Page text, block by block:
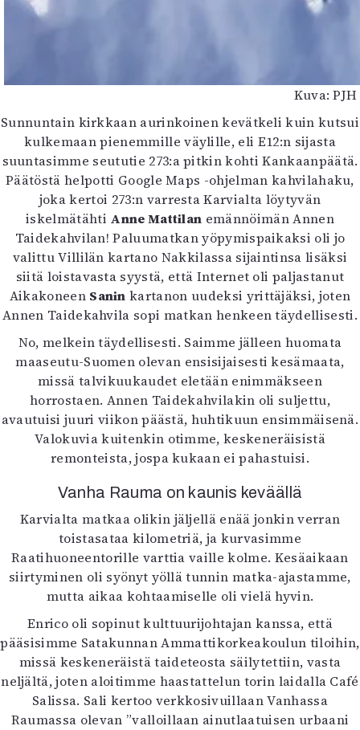
Kuva: PJH
Sunnuntain kirkkaan aurinkoinen kevätkeli kuin kutsui
kulkemaan pienemmille väylille, eli E12:n sijasta
suuntasimme seututie 273:a pitkin kohti Kankaanpäätä.
Päätöstä helpotti Google Maps -ohjelman kahvilahaku,
joka kertoi 273:n varresta Karvialta löytyvän
iskelmätähti Anne Mattilan emännöimän Annen
Taidekahvilan! Paluumatkan yöpymispaikaksi oli jo
valittu Villilän kartano Nakkilassa sijaintinsa lisäksi
siitä loistavasta syystä, että Internet oli paljastanut
Aikakoneen Sanin kartanon uudeksi yrittäjäksi, joten
Annen Taidekahvila sopi matkan henkeen täydellisesti.
No, melkein täydellisesti. Saimme jälleen huomata
maaseutu-Suomen olevan ensisijaisesti kesämaata,
missä talvikuukaudet eletään enimmäkseen
horrostaen. Annen Taidekahvilakin oli suljettu,
avautuisi juuri viikon päästä, huhtikuun ensimmäisenä.
Valokuvia kuitenkin otimme, keskeneräisistä
remonteista, jospa kukaan ei pahastuisi.
Vanha Rauma on kaunis keväällä
Karvialta matkaa olikin jäljellä enää jonkin verran
toistasataa kilometriä, ja kurvasimme
Raatihuoneentorille varttia vaille kolme. Kesäaikaan
siirtyminen oli syönyt yöllä tunnin matka-ajastamme,
mutta aikaa kohtaamiselle oli vielä hyvin.
Enrico oli sopinut kulttuurijohtajan kanssa, että
pääsisimme Satakunnan Ammattikorkeakoulun tiloihin,
missä keskeneräistä taideteosta säilytettiin, vasta
neljältä, joten aloitimme haastattelun torin laidalla Café
Salissa. Sali kertoo verkkosivuillaan Vanhassa
Raumassa olevan ”valloillaan ainutlaatuisen urbaani